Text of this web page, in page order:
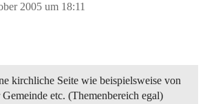
2005 um 18:11
kirchliche Seite wie beispielsweise von
etc. (Themenbereich egal)